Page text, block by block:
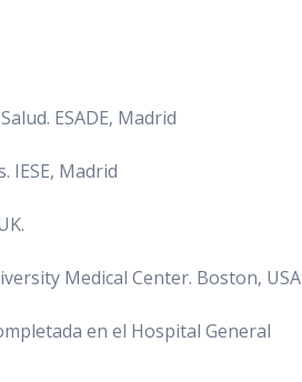
ESADE, Madrid
IESE, Madrid
Medical Center. Boston, USA
en el Hospital General